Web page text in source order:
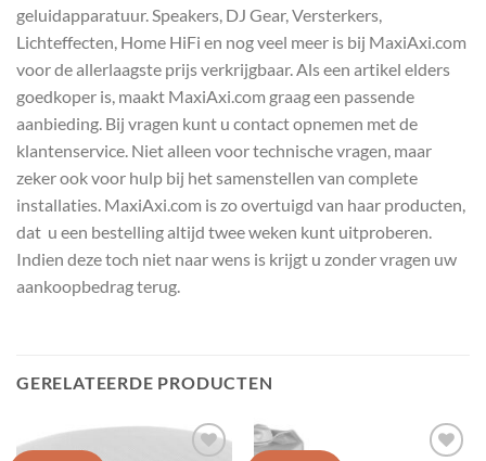
geluidapparatuur. Speakers, DJ Gear, Versterkers,
Lichteffecten, Home HiFi en nog veel meer is bij MaxiAxi.com
voor de allerlaagste prijs verkrijgbaar. Als een artikel elders
goedkoper is, maakt MaxiAxi.com graag een passende
aanbieding. Bij vragen kunt u contact opnemen met de
klantenservice. Niet alleen voor technische vragen, maar
zeker ook voor hulp bij het samenstellen van complete
installaties. MaxiAxi.com is zo overtuigd van haar producten,
dat u een bestelling altijd twee weken kunt uitproberen.
Indien deze toch niet naar wens is krijgt u zonder vragen uw
aankoopbedrag terug.
GERELATEERDE PRODUCTEN